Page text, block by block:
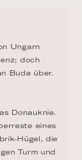
Ungarn
doch
Buda über.
Donauknie.
eines
Hügel, die
Turm und